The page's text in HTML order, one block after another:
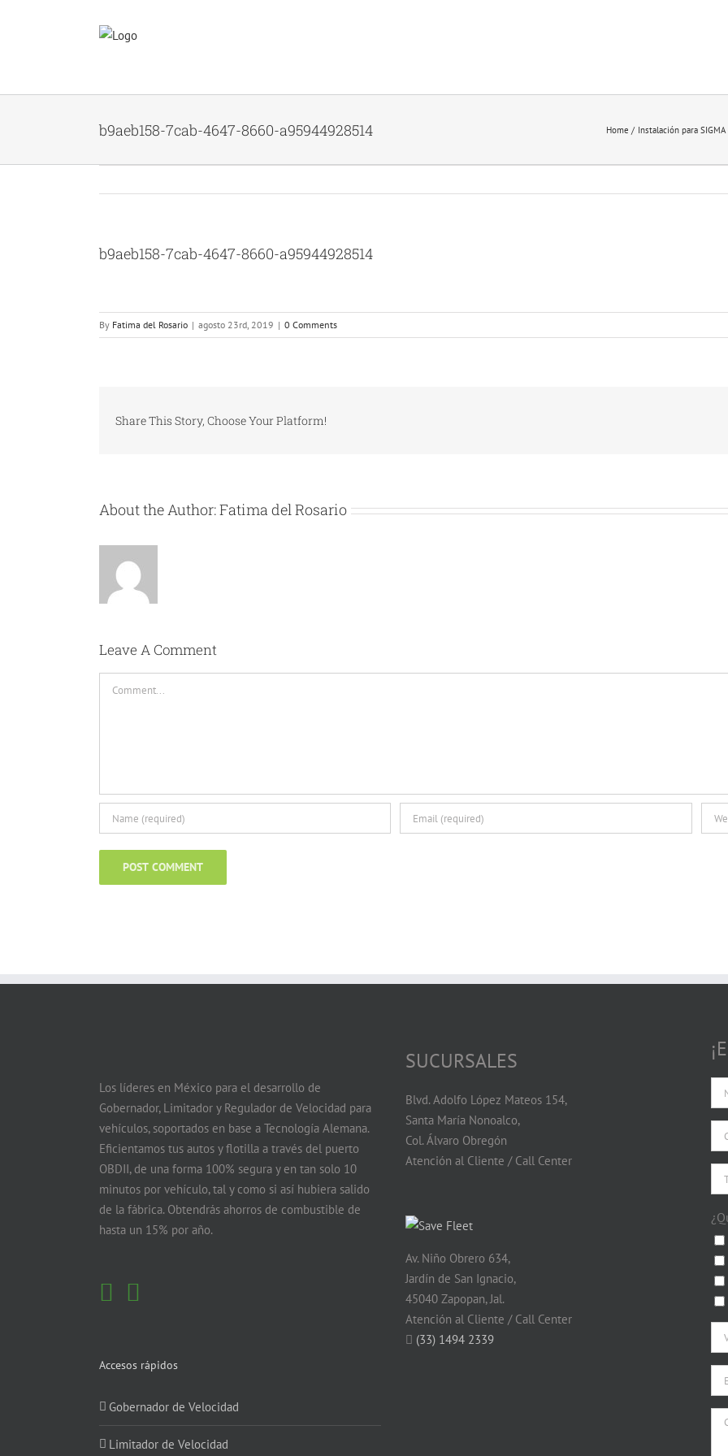
b9aeb158-7cab-4647-8660-a95944928514 Home Instalación para
b9aeb158-7cab-4647-8660-a95944928514
By Fatima del Rosario | agosto 23rd, 2019 | 0 Comments
Share This Story, Choose Your Platform!
About the Author:Fatima del Rosario
Leave A Comment
Los líderes en México para el desarrollo de
Gobernador, Limitador y Regulador de Velocidad para
vehículos, soportados en base a Tecnología Alemana.
Eficientamos tus autos y flotilla a través del puerto
OBDII, de una forma 100% segura y en tan solo 10
minutos por vehículo, tal y como si así hubiera salido
de la fábrica. Obtendrás ahorros de combustible de
hasta un 15% por año.
Accesos rápidos
Gobernador de Velocidad
Limitador de Velocidad
SUCURSALES
Blvd. Adolfo López Mateos 154,
Santa María Nonoalco,
Col. Álvaro Obregón
Atención al Cliente / Call Center
Av. Niño Obrero 634,
Jardín de San Ignacio,
45040 Zapopan, Jal.
Atención al Cliente / Call Center
(33) 1494 2339